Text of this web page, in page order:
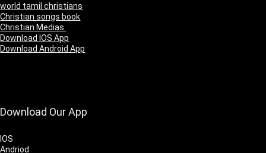
world tamil christians
Christian songs book
Christian Medias
Download IOS App
Download Android App
Download Our App
IOS
Andriod